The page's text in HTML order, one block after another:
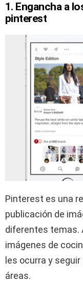
1. Engancha a
pinterest
Pinterest es una
publicación de
diferentes temas.
imágenes de
les ocurra y
áreas.